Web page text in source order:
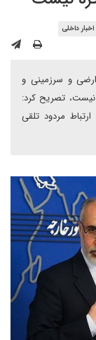
اخبار داخلی
و سرزمینی و
نیست، تصریح کرد:
مردود تلقی